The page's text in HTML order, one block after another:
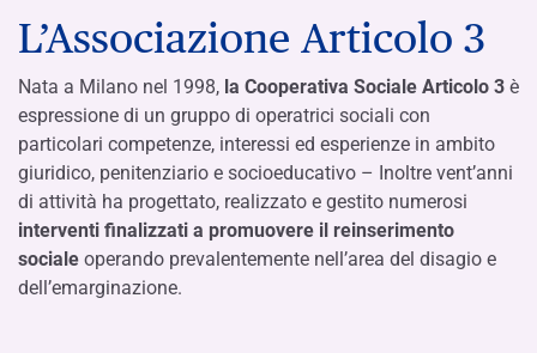
L’Associazione Articolo 3
Nata a Milano nel 1998, la Cooperativa Sociale Articolo 3 è
espressione di un gruppo di operatrici sociali con
particolari competenze, interessi ed esperienze in ambito
giuridico, penitenziario e socioeducativo – Inoltre vent’anni
di attività ha progettato, realizzato e gestito numerosi
interventi finalizzati a promuovere il reinserimento
sociale operando prevalentemente nell’area del disagio e
dell’emarginazione.